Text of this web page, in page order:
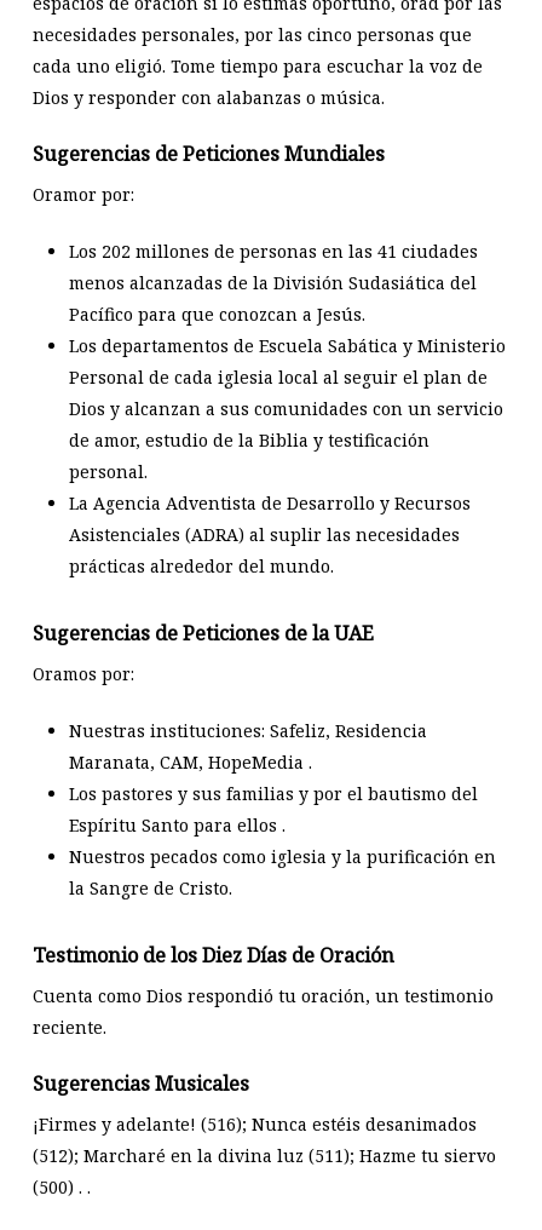
necesidades personales, por las cinco personas que
cada uno eligió. Tome tiempo para escuchar la voz de
Dios y responder con alabanzas o música.
Sugerencias de Peticiones Mundiales
Oramor por:
Los 202 millones de personas en las 41 ciudades
menos alcanzadas de la División Sudasiática del
Pacífico para que conozcan a Jesús.
Los departamentos de Escuela Sabática y Ministerio
Personal de cada iglesia local al seguir el plan de
Dios y alcanzan a sus comunidades con un servicio
de amor, estudio de la Biblia y testificación
personal.
La Agencia Adventista de Desarrollo y Recursos
Asistenciales (ADRA) al suplir las necesidades
prácticas alrededor del mundo.
Sugerencias de Peticiones de la UAE
Oramos por:
Nuestras instituciones: Safeliz, Residencia
Maranata, CAM, HopeMedia .
Los pastores y sus familias y por el bautismo del
Espíritu Santo para ellos .
Nuestros pecados como iglesia y la purificación en
la Sangre de Cristo.
Testimonio de los Diez Días de Oración
Cuenta como Dios respondió tu oración, un testimonio
reciente.
Sugerencias Musicales
¡Firmes y adelante! (516); Nunca estéis desanimados
(512); Marcharé en la divina luz (511); Hazme tu siervo
(500) . .